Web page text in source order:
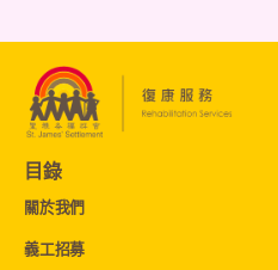
目錄
關於我們
義工招募